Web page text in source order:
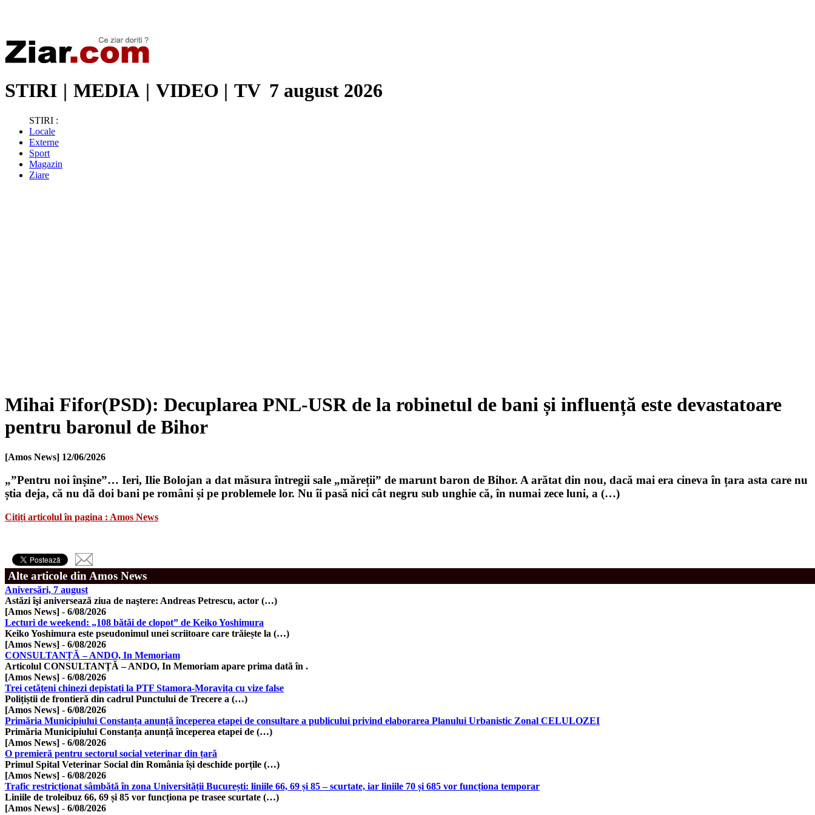
STIRI | MEDIA | VIDEO | TV 7 august 2026
STIRI :
Locale
Externe
Sport
Magazin
Ziare
Mihai Fifor(PSD): Decuplarea PNL-USR de la robinetul de bani și influență este devastatoare
pentru baronul de Bihor
[Amos News] 12/06/2026
„”Pentru noi înșine”… Ieri, Ilie Bolojan a dat măsura întregii sale „măreții” de marunt baron de Bihor. A arătat din nou, dacă mai era cineva în țara asta care nu
știa deja, că nu dă doi bani pe români și pe problemele lor. Nu îi pasă nici cât negru sub unghie că, în numai zece luni, a (…)
Citiți articolul în pagina : Amos News
Alte articole din Amos News
Aniversări, 7 august
Astăzi îşi aniversează ziua de naştere: Andreas Petrescu, actor (…)
[Amos News] - 6/08/2026
Lecturi de weekend: „108 bătăi de clopot” de Keiko Yoshimura
Keiko Yoshimura este pseudonimul unei scriitoare care trăiește la (…)
[Amos News] - 6/08/2026
CONSULTANȚĂ – ANDO, In Memoriam
Articolul CONSULTANȚĂ – ANDO, In Memoriam apare prima dată în .
[Amos News] - 6/08/2026
Trei cetățeni chinezi depistați la PTF Stamora-Moravița cu vize false
Polițiștii de frontieră din cadrul Punctului de Trecere a (…)
[Amos News] - 6/08/2026
Primăria Municipiului Constanța anunță începerea etapei de consultare a publicului privind elaborarea Planului Urbanistic Zonal CELULOZEI
Primăria Municipiului Constanța anunță începerea etapei de (…)
[Amos News] - 6/08/2026
O premieră pentru sectorul social veterinar din țară
Primul Spital Veterinar Social din România își deschide porțile (…)
[Amos News] - 6/08/2026
Trafic restricționat sâmbătă în zona Universității București: liniile 66, 69 și 85 – scurtate, iar liniile 70 și 685 vor funcționa temporar
Liniile de troleibuz 66, 69 și 85 vor funcționa pe trasee scurtate (…)
[Amos News] - 6/08/2026